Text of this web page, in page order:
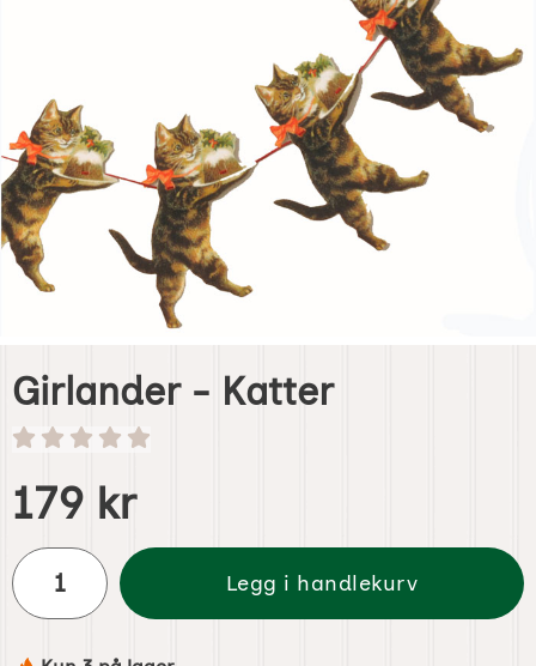
Girlander - Katter
Handle dette produktet, Girlander - Katter
pris
179 kr
antall
Legg i handlekurv